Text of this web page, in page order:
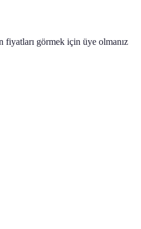
fiyatları görmek için üye olmanız